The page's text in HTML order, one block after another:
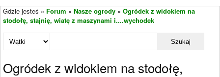
Gdzie jesteś » Forum » Nasze ogrody » Ogródek z widokiem na
stodołę, stajnię, wiatę z maszynami i....wychodek
Szukaj
Ogródek z widokiem na stodołę,